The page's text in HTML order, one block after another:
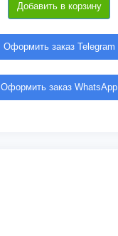
Добавить в корзину
Оформить заказ Telegram
Оформить заказ WhatsApp